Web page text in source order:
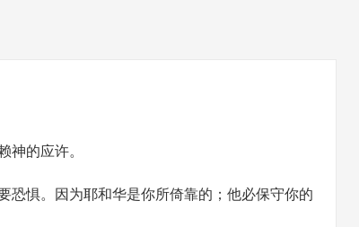
的应许。
恐惧。因为耶和华是你所倚靠的；他必保守你的